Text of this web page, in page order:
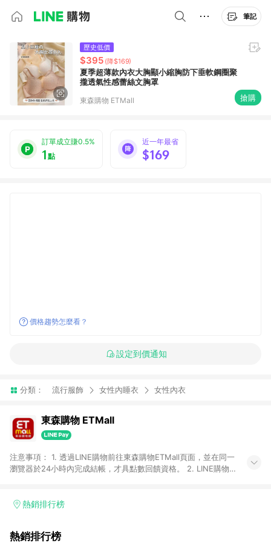
筆記
歷史低價
$395 (降$169)
夏季超薄款內衣大胸顯小縮胸防下垂軟鋼圈聚
攏透氣性感蕾絲文胸罩
東森購物 ETMall 搶購
訂單成立賺0.5%
1點
近一年最省
$169
價格趨勢怎麼看？
設定到價通知
分類： 流行服飾 女性內睡衣 女性內衣
東森購物 ETMall
注意事項： 1. 透過LINE購物前往東森購物ETMall頁面，並在同一
瀏覽器於24小時內完成結帳，才具點數回饋資格。 2. LINE購物
單，皆不在點數回饋範圍內。 3. 如購買以下類別商品，將無法獲
球嚴選、商城、專案商品、「草莓網」全館商品。 4. 如取消訂
熱銷排行榜
熱銷排行榜